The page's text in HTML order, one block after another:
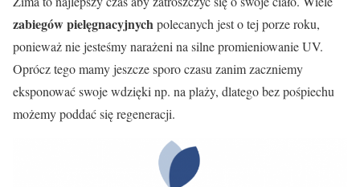
zabiegów pielęgnacyjnychpolecanych jest o tej porze roku,
ponieważ nie jesteśmy narażeni na silne promieniowanie UV.
Oprócz tego mamy jeszcze sporo czasu zanim zaczniemy
eksponować swoje wdzięki np. na plaży, dlatego bez pośpiechu
możemy poddać się regeneracji.